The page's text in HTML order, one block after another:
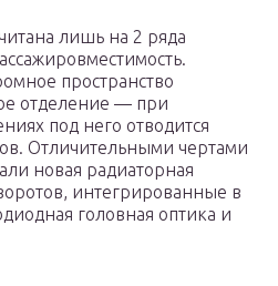
лишь на 2 ряда
пространство
отделение — при
под него отводится
Отличительными чертами
новая радиаторная
интегрированные в
головная оптика и